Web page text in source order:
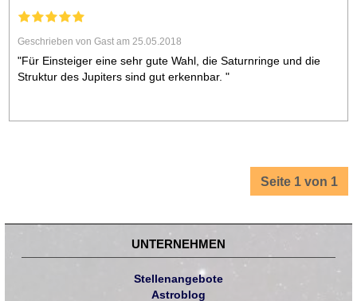
Geschrieben von Gast am 25.05.2018
"Für Einsteiger eine sehr gute Wahl, die Saturnringe und die
Struktur des Jupiters sind gut erkennbar. "
Seite 1 von 1
UNTERNEHMEN
Stellenangebote
Astroblog